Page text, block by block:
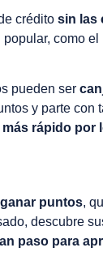
crédito sin las
como el
pueden ser
y parte con
rápido por
ganar puntos,
descubre
paso para